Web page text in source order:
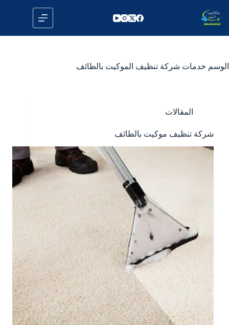
إلى
المحتوى
الوسم خدمات شركة تنظيف الموكيت بالطائف
المقالات
شركة تنظيف موكيت بالطائف